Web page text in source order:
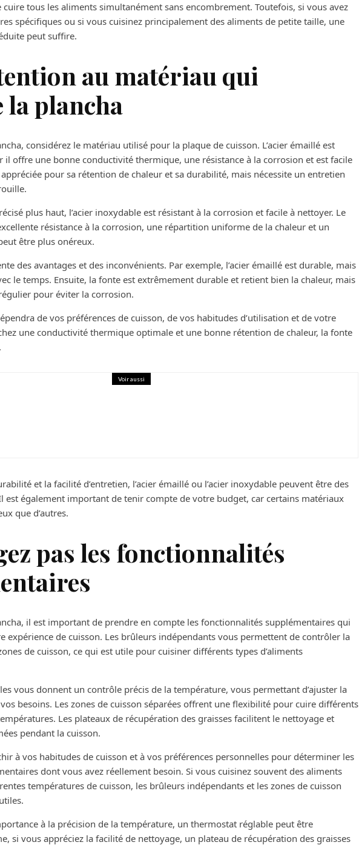
cuire tous les aliments simultanément sans encombrement. Toutefois, si vous avez
spécifiques ou si vous cuisinez principalement des aliments de petite taille, une
peut suffire.
au matériau qui
la plancha
considérez le matériau utilisé pour la plaque de cuisson. L’acier émaillé est
il offre une bonne conductivité thermique, une résistance à la corrosion et est facile
pour sa rétention de chaleur et sa durabilité, mais nécessite un entretien
plus haut, l’acier inoxydable est résistant à la corrosion et facile à nettoyer. Le
résistance à la corrosion, une répartition uniforme de la chaleur et un
être plus onéreux.
des avantages et des inconvénients. Par exemple, l’acier émaillé est durable, mais
le temps. Ensuite, la fonte est extrêmement durable et retient bien la chaleur, mais
pour éviter la corrosion.
de vos préférences de cuisson, de vos habitudes d’utilisation et de votre
une conductivité thermique optimale et une bonne rétention de chaleur, la fonte
Voir aussi
et la facilité d’entretien, l’acier émaillé ou l’acier inoxydable peuvent être des
est également important de tenir compte de votre budget, car certains matériaux
que d’autres.
pas les fonctionnalités
il est important de prendre en compte les fonctionnalités supplémentaires qui
expérience de cuisson. Les brûleurs indépendants vous permettent de contrôler la
de cuisson, ce qui est utile pour cuisiner différents types d’aliments
vous donnent un contrôle précis de la température, vous permettant d’ajuster la
besoins. Les zones de cuisson séparées offrent une flexibilité pour cuire différents
Les plateaux de récupération des graisses facilitent le nettoyage et
pendant la cuisson.
à vos habitudes de cuisson et à vos préférences personnelles pour déterminer les
dont vous avez réellement besoin. Si vous cuisinez souvent des aliments
températures de cuisson, les brûleurs indépendants et les zones de cuisson
à la précision de la température, un thermostat réglable peut être
si vous appréciez la facilité de nettoyage, un plateau de récupération des graisses